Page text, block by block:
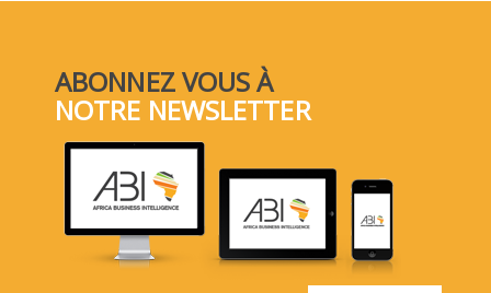
ABONNEZ VOUS À
NOTRE NEWSLETTER